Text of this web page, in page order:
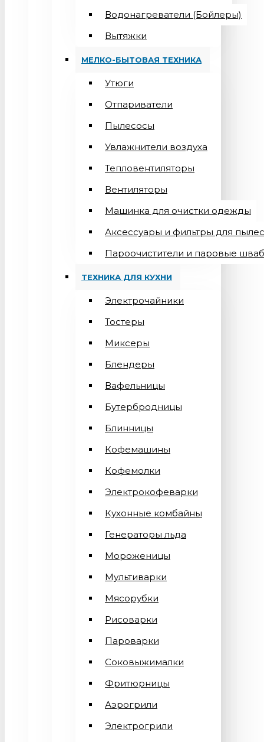
Водонагреватели (Бойлеры)
Вытяжки
МЕЛКО-БЫТОВАЯ ТЕХНИКА
Утюги
Отпариватели
Пылесосы
Увлажнители воздуха
Тепловентиляторы
Вентиляторы
Машинка для очистки одежды
Аксессуары и фильтры для
Пароочистители и паровые
ТЕХНИКА ДЛЯ КУХНИ
Электрочайники
Тостеры
Миксеры
Блендеры
Вафельницы
Бутербродницы
Блинницы
Кофемашины
Кофемолки
Электрокофеварки
Кухонные комбайны
Генераторы льда
Мороженицы
Мультиварки
Мясорубки
Рисоварки
Пароварки
Соковыжималки
Фритюрницы
Аэрогрили
Электрогрили